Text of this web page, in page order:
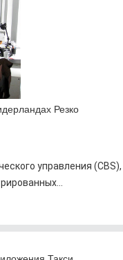
Резко
управления (CBS),